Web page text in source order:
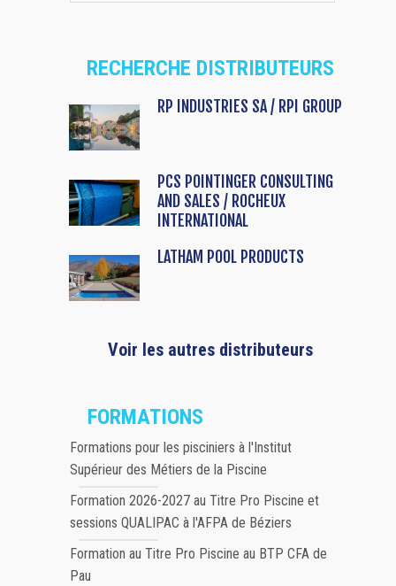
RECHERCHE DISTRIBUTEURS
RP INDUSTRIES SA / RPI GROUP
PCS POINTINGER CONSULTING
AND SALES / ROCHEUX
INTERNATIONAL
LATHAM POOL PRODUCTS
Voir les autres distributeurs
FORMATIONS
Formations pour les pisciniers à l'Institut
Supérieur des Métiers de la Piscine
Formation 2026-2027 au Titre Pro Piscine et
sessions QUALIPAC à l'AFPA de Béziers
Formation au Titre Pro Piscine au BTP CFA de
Pau